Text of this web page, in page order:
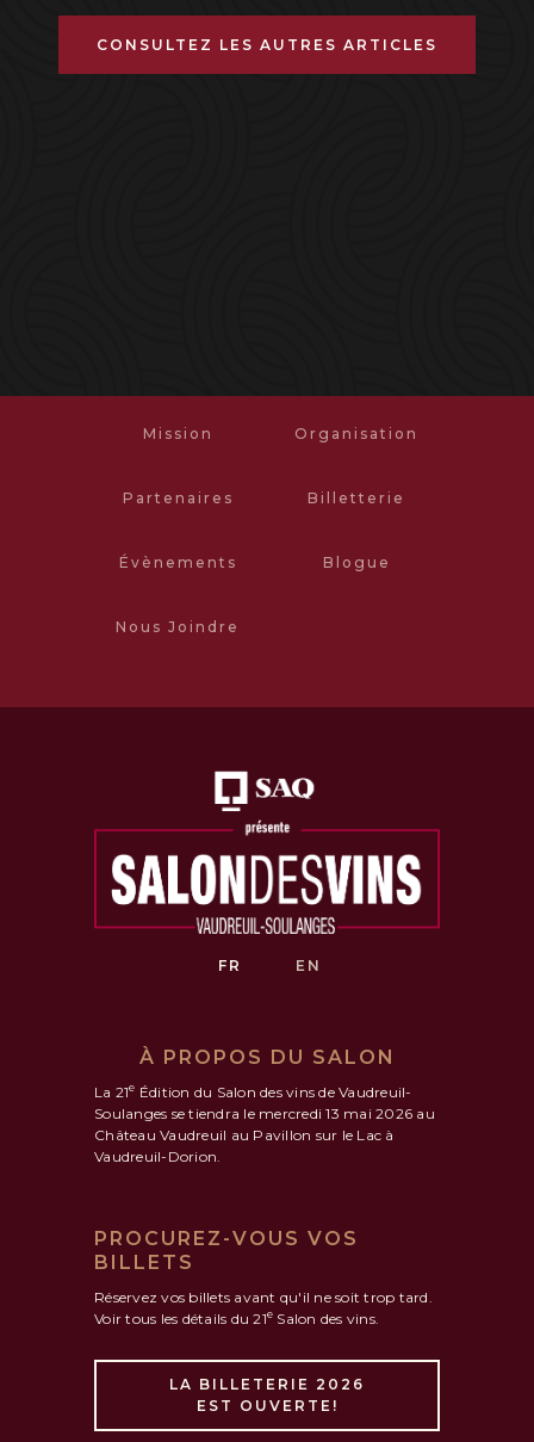
CONSULTEZ LES AUTRES ARTICLES
Mission Organisation
Partenaires Billetterie
Évènements Blogue
Nous Joindre
FR EN
À PROPOS DU SALON
La 21e Édition du Salon des vins de Vaudreuil-
Soulanges se tiendra le mercredi 13 mai 2026 au
Château Vaudreuil au Pavillon sur le Lac à
Vaudreuil-Dorion.
PROCUREZ-VOUS VOS
BILLETS
Réservez vos billets avant qu'il ne soit trop tard.
Voir tous les détails du 21e Salon des vins.
LA BILLETERIE 2026
EST OUVERTE!